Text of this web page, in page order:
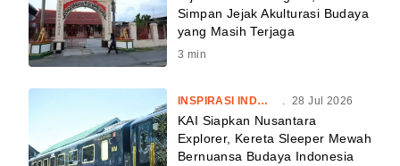
Simpan Jejak Akulturasi Budaya
yang Masih Terjaga
3 min
INSPIRASI INDONESIA . 28 Jul 2026
KAI Siapkan Nusantara
Explorer, Kereta Sleeper Mewah
Bernuansa Budaya Indonesia